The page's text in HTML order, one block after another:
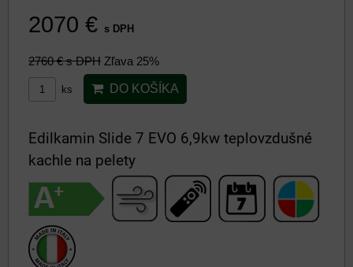
2070 € s DPH
2760 €s DPH Zľava 25%
ks DO KOŠÍKA
Edilkamin Slide 7 EVO 6,9kw teplovzdušné
kachle na pelety